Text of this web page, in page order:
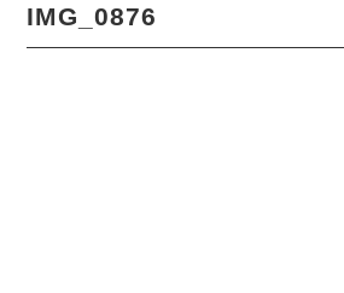
IMG_0876